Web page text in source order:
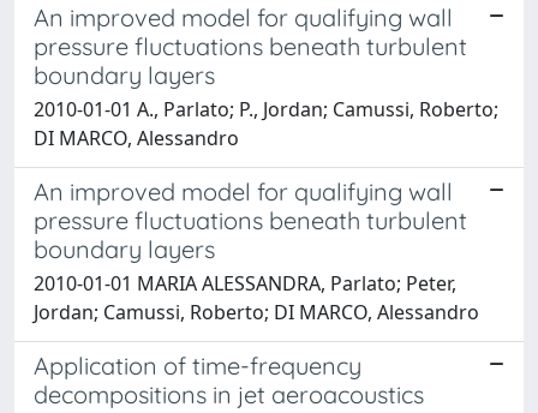
An improved model for qualifying wall
pressure fluctuations beneath turbulent
boundary layers
2010-01-01 A., Parlato; P., Jordan; Camussi, Roberto;
DI MARCO, Alessandro
An improved model for qualifying wall
pressure fluctuations beneath turbulent
boundary layers
2010-01-01 MARIA ALESSANDRA, Parlato; Peter,
Jordan; Camussi, Roberto; DI MARCO, Alessandro
Application of time-frequency
decompositions in jet aeroacoustics